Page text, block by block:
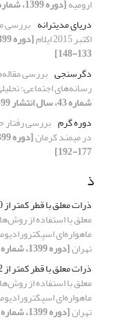
ارومیه[دوره 1399، شماره 41، سال انتشار 1399، صفحه 71-89]
دریای مدیترانه
اکتبر 2015 ایلام
133-148]
دگرسنجی بررسی
رسانه‌های اجتماعی:
شماره 43، سال انتشار 1399، صفحه 55-72]
دوره گرم
در میمند کرمان
177-192]
ذ
ذرات معلق با قطر کمتر از 10 میکرون (PM10)
معلق با استفاده از
تهران[دوره 1399، شماره 44، سال انتشار 1399، صفحه 105-119]
ذرات معلق با قطر کمتر از 5/2 میکرون (PM2.5)
معلق با استفاده از
تهران[دوره 1399، شماره 44، سال انتشار 1399، صفحه 105-119]